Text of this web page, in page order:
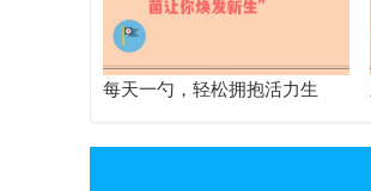
每天一勺，轻松拥抱活力生